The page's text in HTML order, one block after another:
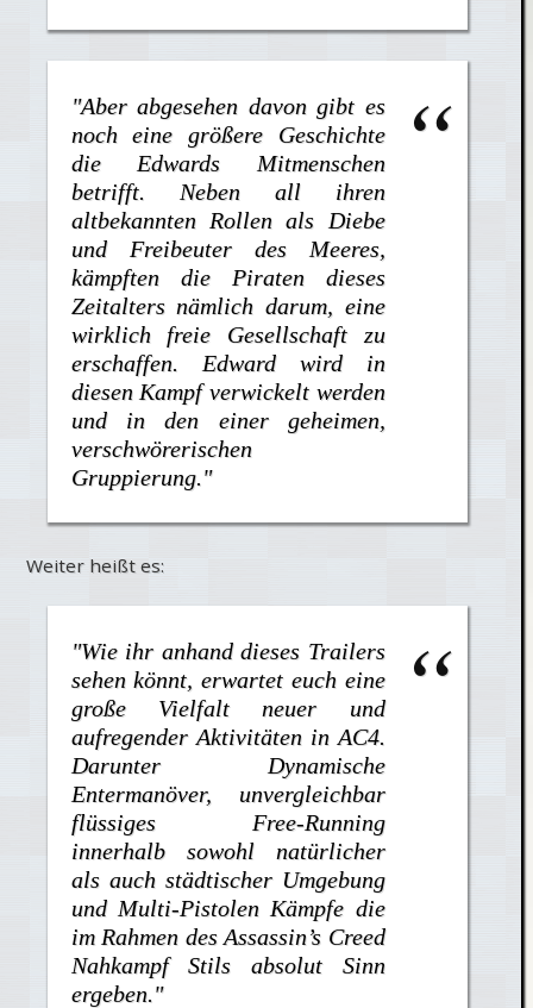
"Aber abgesehen davon gibt es
noch eine größere Geschichte
die Edwards Mitmenschen
betrifft. Neben all ihren
altbekannten Rollen als Diebe
und Freibeuter des Meeres,
kämpften die Piraten dieses
Zeitalters nämlich darum, eine
wirklich freie Gesellschaft zu
erschaffen. Edward wird in
diesen Kampf verwickelt werden
und in den einer geheimen,
verschwörerischen
Gruppierung."
Weiter heißt es:
"Wie ihr anhand dieses Trailers
sehen könnt, erwartet euch eine
große Vielfalt neuer und
aufregender Aktivitäten in AC4.
Darunter Dynamische
Entermanöver, unvergleichbar
flüssiges Free-Running
innerhalb sowohl natürlicher
als auch städtischer Umgebung
und Multi-Pistolen Kämpfe die
im Rahmen des Assassin’s Creed
Nahkampf Stils absolut Sinn
ergeben."